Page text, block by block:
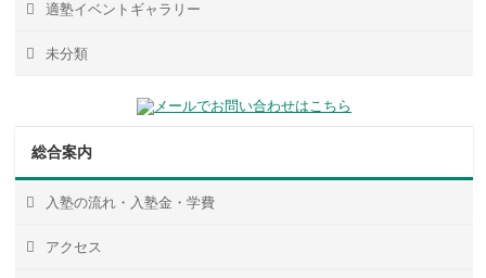
適塾イベントギャラリー
未分類
総合案内
入塾の流れ・入塾金・学費
アクセス